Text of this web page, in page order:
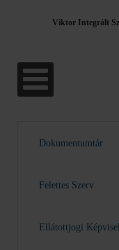
Viktor Integrált
Dokumentumtár
Felettes Szerv
Ellátottjogi